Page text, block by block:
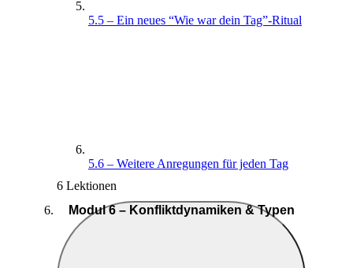
5.5 – Ein neues “Wie war dein Tag”-Ritual
5.6 – Weitere Anregungen für jeden Tag
6 Lektionen
Modul 6 – Konfliktdynamiken & Typen